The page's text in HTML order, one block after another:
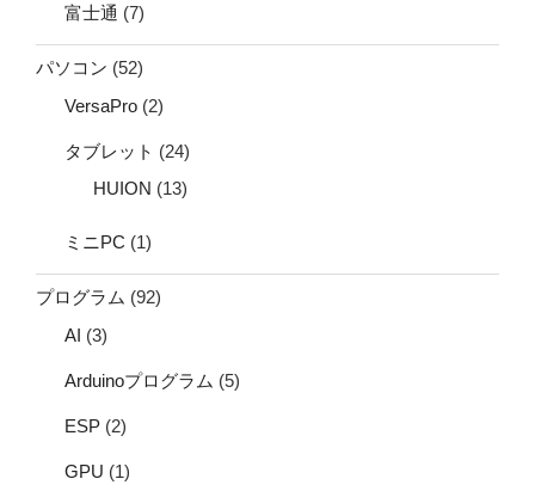
富士通 (7)
パソコン (52)
VersaPro (2)
タブレット (24)
HUION (13)
ミニPC (1)
プログラム (92)
AI (3)
Arduinoプログラム (5)
ESP (2)
GPU (1)